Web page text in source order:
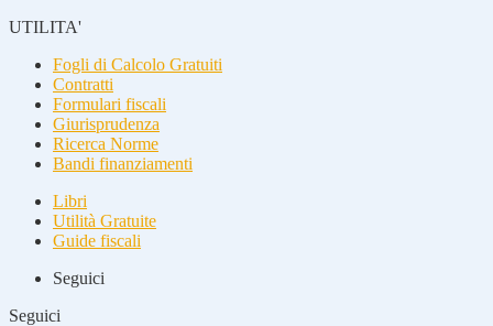
UTILITA'
Fogli di Calcolo Gratuiti
Contratti
Formulari fiscali
Giurisprudenza
Ricerca Norme
Bandi finanziamenti
Libri
Utilità Gratuite
Guide fiscali
Seguici
Seguici